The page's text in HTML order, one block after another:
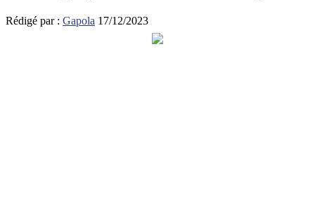
Rédigé par : Gapola 17/12/2023